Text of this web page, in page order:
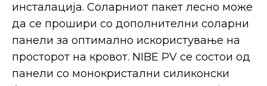
инсталација. Соларниот пакет лесно може
да се прошири со дополнителни соларни
панели за оптимално искористување на
просторот на кровот. NIBE PV се состои од
панели со монокристални силиконски